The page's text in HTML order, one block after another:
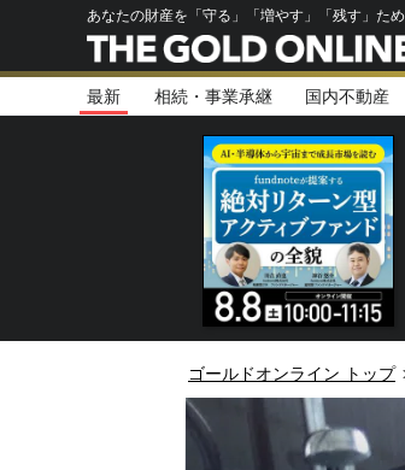
あなたの財産を「守る」「増やす」「残す」た
最新 相続・事業承継 国内不動産
半導体相場は次のステージへ
ゴールドオンライン トップ